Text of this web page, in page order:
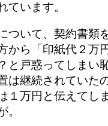
ています。
ついて、契約書類
から「印紙代２万
と戸惑ってしまい
は継続されていた
１万円と伝えてし
。